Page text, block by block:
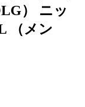
） ニッ
（メン